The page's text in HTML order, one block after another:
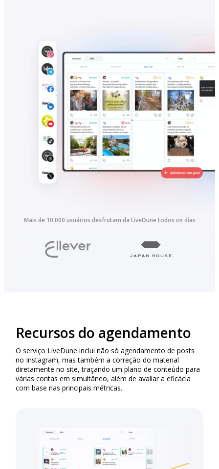
Mais de 10.000 usuários desfrutam da LiveDune todos os dias
Recursos do agendamento
O serviço LiveDune inclui não só agendamento de posts
no Instagram, mas também a correção do material
diretamente no site, traçando um plano de conteúdo para
várias contas em simultâneo, além de avaliar a eficácia
com base nas principais métricas.